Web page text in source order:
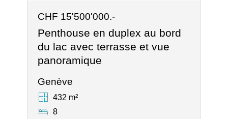
CHF 15'500'000.-
Penthouse en duplex au bord
du lac avec terrasse et vue
panoramique
Genève
432 m²
8